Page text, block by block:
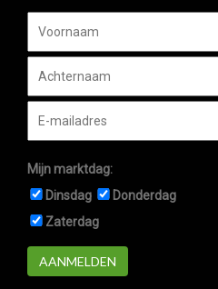
Mijn marktdag:
Dinsdag
Donderdag
Zaterdag
AANMELDEN